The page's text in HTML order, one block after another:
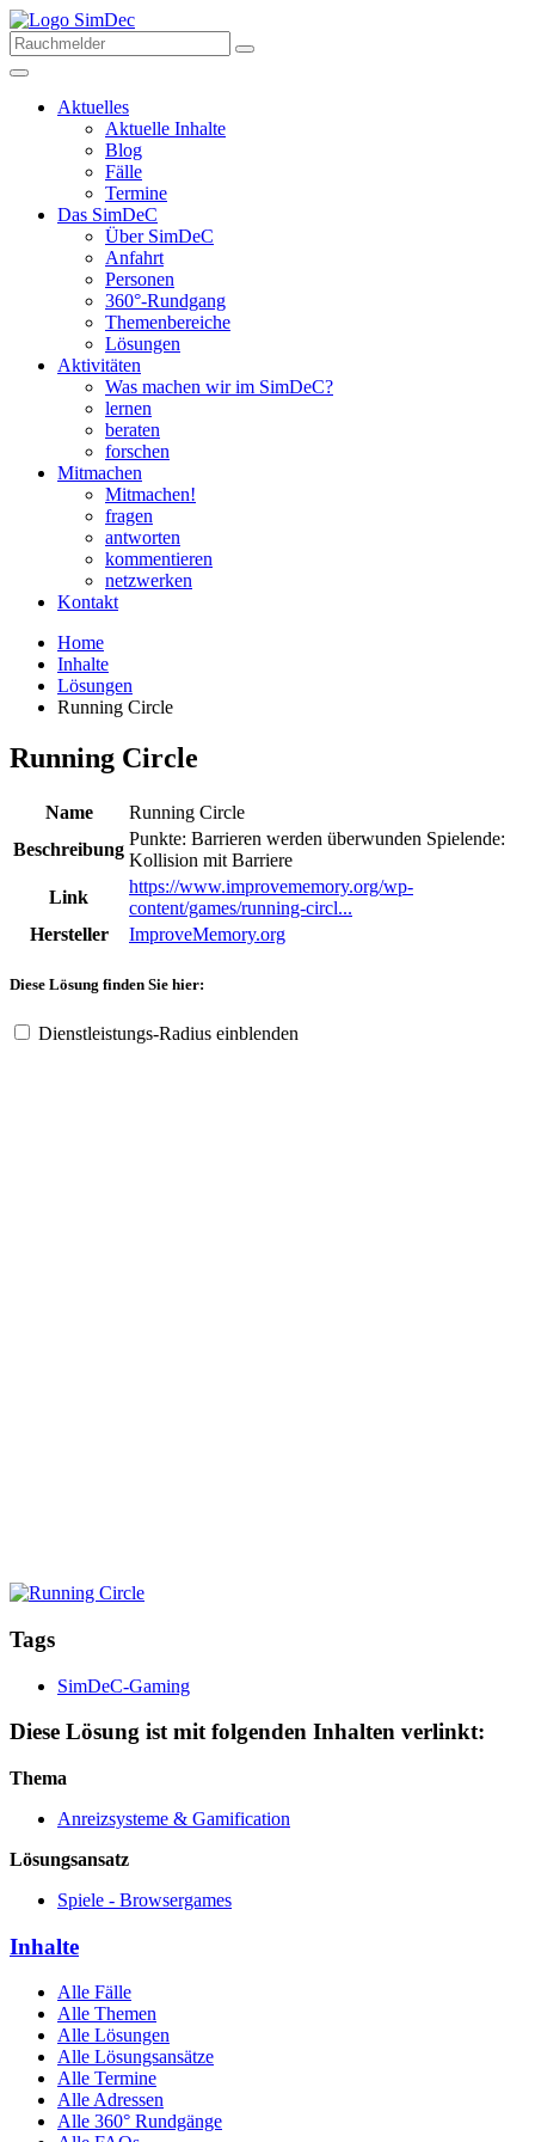
Aktuelles
Aktuelle Inhalte
Blog
Fälle
Termine
Das SimDeC
Über SimDeC
Anfahrt
Personen
360°-Rundgang
Themenbereiche
Lösungen
Aktivitäten
Was machen wir im SimDeC?
lernen
beraten
forschen
Mitmachen
Mitmachen!
fragen
antworten
kommentieren
netzwerken
Kontakt
Home
Inhalte
Lösungen
Running Circle
Running Circle
Name
Running Circle
Beschreibung
Punkte: Barrieren werden überwunden Spielende:
Kollision mit Barriere
Link
https://www.improvememory.org/wp-
content/games/running-circl...
Hersteller
ImproveMemory.org
Diese Lösung finden Sie hier:
Dienstleistungs-Radius einblenden
Tags
SimDeC-Gaming
Diese Lösung ist mit folgenden Inhalten verlinkt:
Thema
Anreizsysteme & Gamification
Lösungsansatz
Spiele - Browsergames
Inhalte
Alle Fälle
Alle Themen
Alle Lösungen
Alle Lösungsansätze
Alle Termine
Alle Adressen
Alle 360° Rundgänge